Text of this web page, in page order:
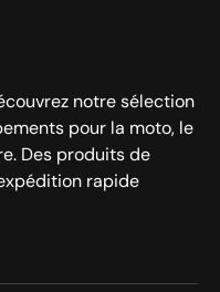
notre sélection
pour la moto, le
Des produits de
rapide